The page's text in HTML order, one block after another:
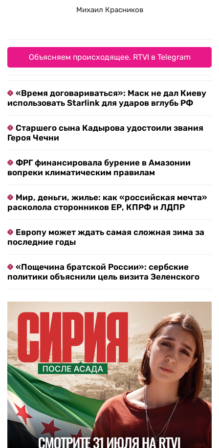
Михаил Красников
Объясняем происходящее. RTVI в Telegram
«Время договариваться»: Маск не дал Киеву
использовать Starlink для ударов вглубь РФ
Старшего сына Кадырова удостоили звания
Героя Чечни
ФРГ финансировала бурение в Амазонии
вопреки климатическим правилам
Мир, деньги, жилье: как «российская мечта»
расколола сторонников ЕР, КПРФ и ЛДПР
Европу может ждать самая сложная зима за
последние годы
«Пощечина братской России»: сербские
политики объяснили цель визита Зеленского